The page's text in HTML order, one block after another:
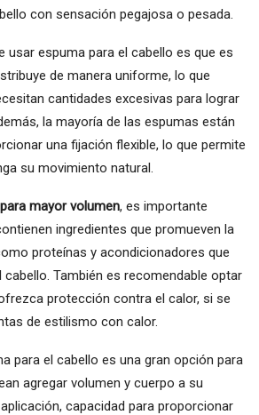
con sensación pegajosa o pesada.
usar espuma para el cabello es que es
de manera uniforme, lo que
cantidades excesivas para lograr
la mayoría de las espumas están
una fijación flexible, lo que permite
su movimiento natural.
mayor volumen, es importante
ingredientes que promueven la
proteínas y acondicionadores que
También es recomendable optar
protección contra el calor, si se
de estilismo con calor.
para el cabello es una gran opción para
agregar volumen y cuerpo a su
capacidad para proporcionar